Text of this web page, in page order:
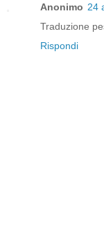
Anonimo 24
Traduzione
Rispondi